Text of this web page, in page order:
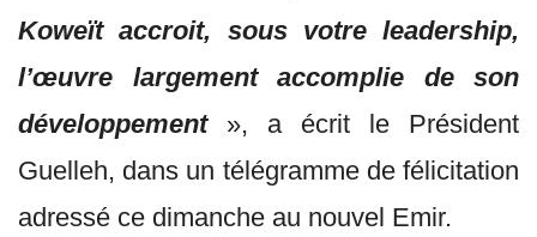
Koweït accroit, sous votre leadership,
l’œuvre largement accomplie de son
développement», a écrit le Président
Guelleh, dans un télégramme de félicitation
adressé ce dimanche au nouvel Emir.